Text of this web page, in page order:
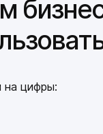
на цифры: